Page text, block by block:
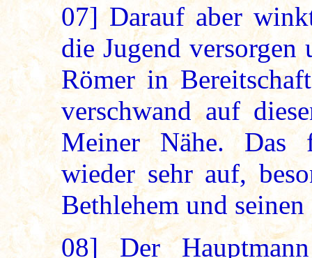
07] Darauf aber
die Jugend
Römer in
verschwand auf
Meiner Nähe. Das
wieder sehr auf,
Bethlehem und
08] Der